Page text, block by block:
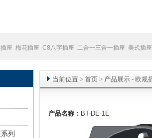
座 梅花插座 C8八字插座 二合一三合一插座 美式插座
列
当前位置 > 首页 > 产品展示 - 欧规
产品名称： BT-DE-1E